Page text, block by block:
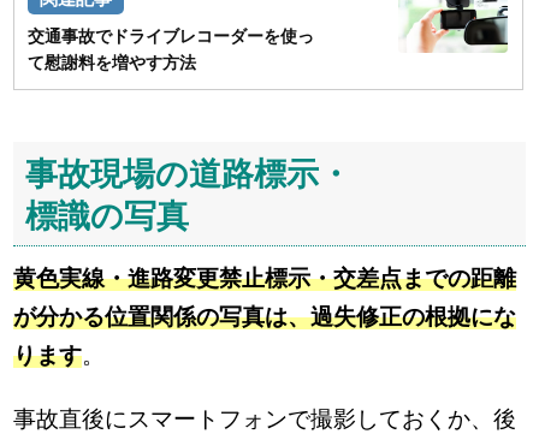
交通事故でドライブレコーダーを使っ
て慰謝料を増やす方法
事故現場の道路標示・
標識の写真
黄色実線・進路変更禁止標示・交差点までの距離
が分かる位置関係の写真は、過失修正の根拠にな
ります。
事故直後にスマートフォンで撮影しておくか、後